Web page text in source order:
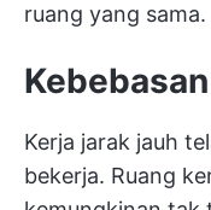
ruang yang
Kerja jarak jauh
bekerja. Ruang